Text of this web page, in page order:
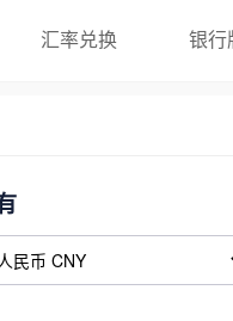
汇率兑换 银行